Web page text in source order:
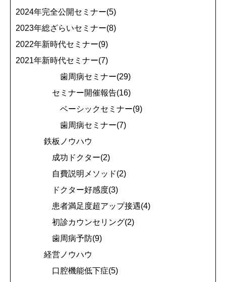
2024年完全公開セミナー(5)
2023年総ざらいセミナー(8)
2022年新時代セミナー(9)
2021年新時代セミナー(7)
歯周病セミナー(29)
セミナー開催報告(16)
ベーシックセミナー(9)
歯周病セミナー(7)
鉄板ノウハウ
成功ドクター(2)
自費説明メソッド(2)
ドクター好感度(3)
患者満足度超アップ接遇(4)
初診カウンセリング(2)
歯周病予防(9)
経営ノウハウ
口腔機能低下症(5)